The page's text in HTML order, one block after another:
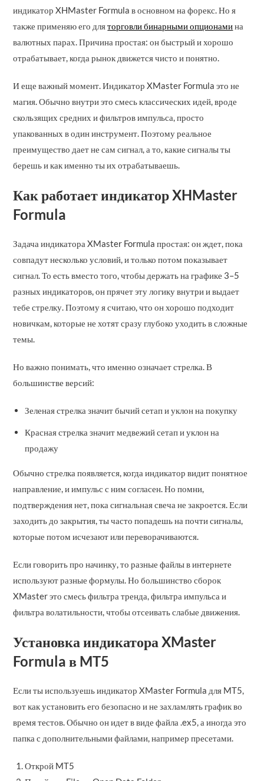
индикатор XHMaster Formula в основном на форекс. Но я
также применяю его дляторговли бинарными опционамина
валютных парах. Причина простая: он быстрый и хорошо
отрабатывает, когда рынок движется чисто и понятно.
И еще важный момент. Индикатор XMaster Formula это не
магия. Обычно внутри это смесь классических идей, вроде
скользящих средних и фильтров импульса, просто
упакованных в один инструмент. Поэтому реальное
преимущество дает не сам сигнал, а то, какие сигналы ты
берешь и как именно ты их отрабатываешь.
Как работает индикатор XHMaster
Formula
Задача индикатора XMaster Formula простая: он ждет, пока
совпадут несколько условий, и только потом показывает
сигнал. То есть вместо того, чтобы держать на графике 3–5
разных индикаторов, он прячет эту логику внутри и выдает
тебе стрелку. Поэтому я считаю, что он хорошо подходит
новичкам, которые не хотят сразу глубоко уходить в сложные
темы.
Но важно понимать, что именно означает стрелка. В
большинстве версий:
Зеленая стрелка значит бычий сетап и уклон на покупку
Красная стрелка значит медвежий сетап и уклон на
продажу
Обычно стрелка появляется, когда индикатор видит понятное
направление, и импульс с ним согласен. Но помни,
подтверждения нет, пока сигнальная свеча не закроется. Если
заходить до закрытия, ты часто попадешь на почти сигналы,
которые потом исчезают или переворачиваются.
Если говорить про начинку, то разные файлы в интернете
используют разные формулы. Но большинство сборок
XMaster это смесь фильтра тренда, фильтра импульса и
фильтра волатильности, чтобы отсеивать слабые движения.
Установка индикатора XMaster
Formula в MT5
Если ты используешь индикатор XMaster Formula для MT5,
вот как установить его безопасно и не захламлять график во
время тестов. Обычно он идет в виде файла .ex5, а иногда это
папка с дополнительными файлами, например пресетами.
Открой MT5